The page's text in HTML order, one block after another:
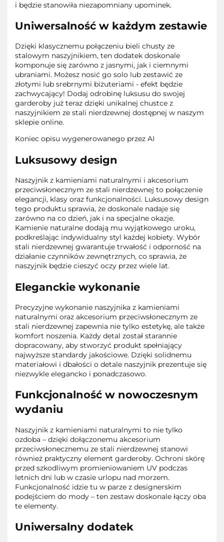
i będzie stanowiła niezapomniany upominek.
Uniwersalność w każdym zestawie
Dzięki klasycznemu połączeniu bieli chusty ze
stalowym naszyjnikiem, ten dodatek doskonale
komponuje się zarówno z jasnymi, jak i ciemnymi
ubraniami. Możesz nosić go solo lub zestawić ze
złotymi lub srebrnymi biżuteriami - efekt będzie
zachwycający! Dodaj odrobinę luksusu do swojej
garderoby już teraz dzięki unikalnej chustce z
naszyjnikiem ze stali nierdzewnej dostępnej w naszym
sklepie online.
Koniec opisu wygenerowanego przez AI
Luksusowy design
Naszyjnik z kamieniami naturalnymi i akcesorium
przeciwsłonecznym ze stali nierdzewnej to połączenie
elegancji, klasy oraz funkcjonalności. Luksusowy design
tego produktu sprawia, że doskonale nadaje się
zarówno na co dzień, jak i na specjalne okazje.
Kamienie naturalne dodają mu wyjątkowego uroku,
podkreślając indywidualny styl każdej kobiety. Wybór
stali nierdzewnej gwarantuje trwałość i odporność na
działanie czynników zewnętrznych, co sprawia, że
naszyjnik będzie cieszyć oczy przez wiele lat.
Eleganckie wykonanie
Precyzyjne wykonanie naszyjnika z kamieniami
naturalnymi oraz akcesorium przeciwsłonecznym ze
stali nierdzewnej zapewnia nie tylko estetykę, ale także
komfort noszenia. Każdy detal został starannie
dopracowany, aby stworzyć produkt spełniający
najwyższe standardy jakościowe. Dzięki solidnemu
materiałowi i dbałości o detale naszyjnik prezentuje się
niezwykle elegancko i ponadczasowo.
Funkcjonalność w nowoczesnym
wydaniu
Naszyjnik z kamieniami naturalnymi to nie tylko
ozdoba – dzięki dołączonemu akcesorium
przeciwsłonecznemu ze stali nierdzewnej stanowi
również praktyczny element garderoby. Ochroni skórę
przed szkodliwym promieniowaniem UV podczas
letnich dni lub w czasie urlopu nad morzem.
Funkcjonalność idzie tu w parze z designerskim
podejściem do mody – ten zestaw doskonale łączy oba
te elementy.
Uniwersalny dodatek